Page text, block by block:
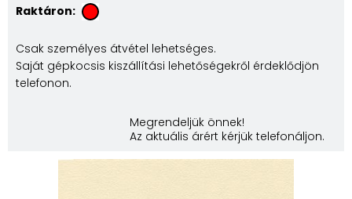
Raktáron:
Csak személyes átvétel lehetséges.
Saját gépkocsis kiszállítási lehetőségekről érdeklődjön
telefonon.
Megrendeljük önnek!
Az aktuális árért kérjük telefonáljon.